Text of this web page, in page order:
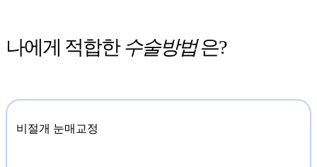
나에게 적합한수술방법은?
비절개 눈매교정